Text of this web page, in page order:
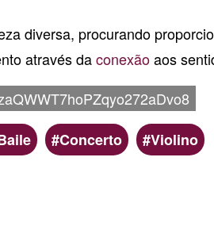
diversa, procurando
através daconexãoaos
Concerto Violino